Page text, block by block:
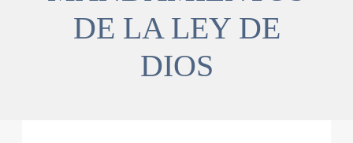
DE LA LEY DE
DIOS